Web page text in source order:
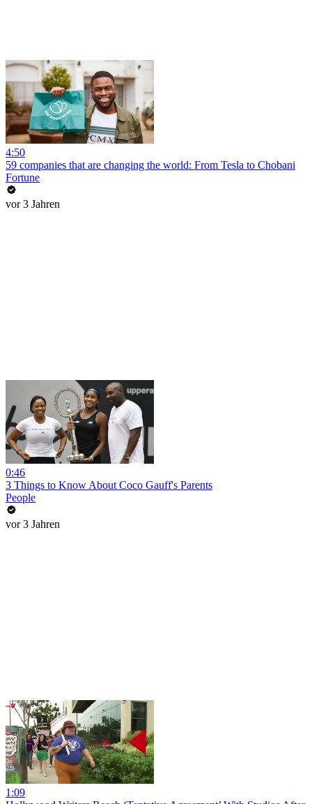
4:50
59 companies that are changing the world: From Tesla to Chobani
Fortune
vor 3 Jahren
0:46
3 Things to Know About Coco Gauff's Parents
People
vor 3 Jahren
1:09